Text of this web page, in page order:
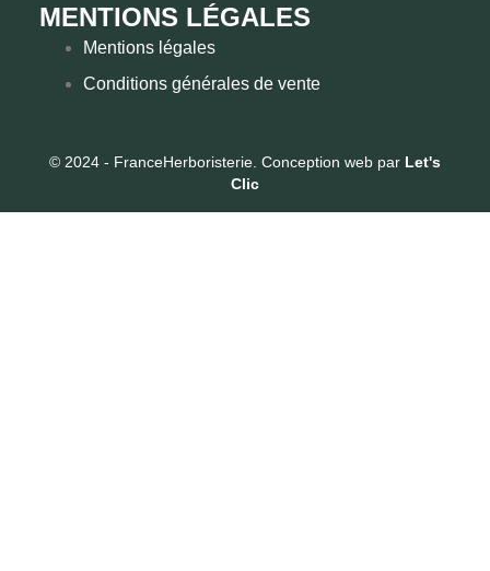
MENTIONS LÉGALES
Mentions légales
Conditions générales de vente
© 2024 - FranceHerboristerie. Conception web par Let's
Clic